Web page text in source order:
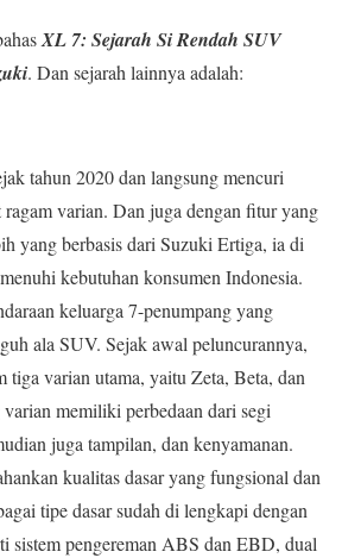
XL 7: Sejarah Si Rendah SUV
. Dan sejarah lainnya adalah:
tahun 2020 dan langsung mencuri
varian. Dan juga dengan fitur yang
yang berbasis dari Suzuki Ertiga, ia di
kebutuhan konsumen Indonesia.
keluarga 7-penumpang yang
ala SUV. Sejak awal peluncurannya,
tiga varian utama, yaitu Zeta, Beta, dan
memiliki perbedaan dari segi
juga tampilan, dan kenyamanan.
kualitas dasar yang fungsional dan
tipe dasar sudah di lengkapi dengan
sistem pengereman ABS dan EBD, dual